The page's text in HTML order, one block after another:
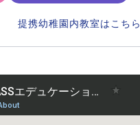
提携幼稚園内教室はこちら